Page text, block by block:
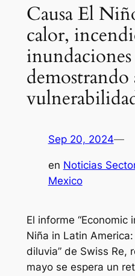
Causa El
calor,
demostrando
Sep 20, 2024—
en Noticias
Mexico
El informe “Economic
Niña in Latin
diluvia” de Swiss Re,
mayo se espera un